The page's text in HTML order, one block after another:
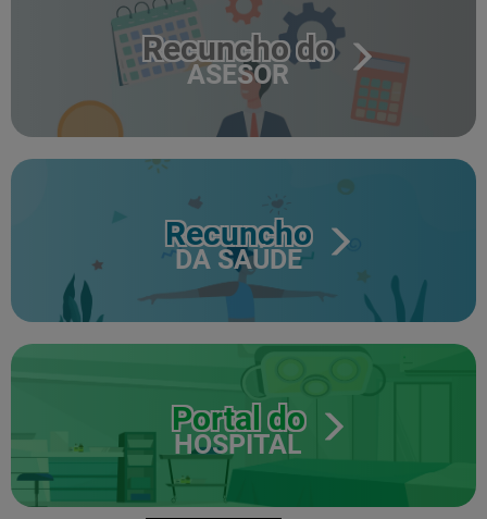
Recuncho do
ASESOR
Recuncho
DA SAÚDE
Portal do
HOSPITAL